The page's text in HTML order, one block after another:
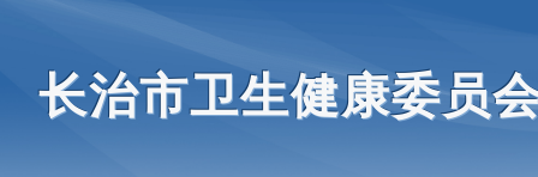
长治市卫生健康委员